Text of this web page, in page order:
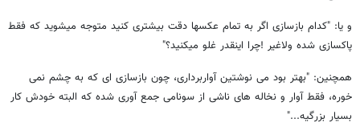
و یا: "کدام بازسازی اگر به تمام عکسها دقت بیشتری کنید متوجه میشوید که فقط
پاکسازی شده ولاغیر !چرا اینقدر غلو میکنید؟"
همچنین: "بهتر بود می نوشتین آواربرداری، چون بازسازی ای که به چشم نمی
خوره، فقط آوار و نخاله های ناشی از سونامی جمع آوری شده که البته خودش کار
بسیار بزرگیه..."